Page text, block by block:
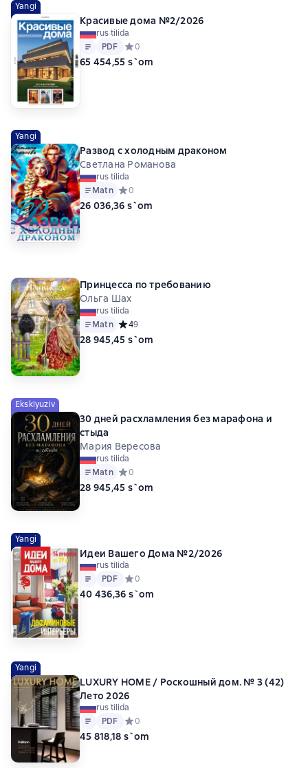
Yangi
Красивые дома №2/2026
rus tilida
Matn
PDF
PDF Средний рейтинг 0 на основе 0 оценок
0
65 454,55 s`om
Yangi
Развод с холодным драконом
Светлана Романова
rus tilida
Matn Средний рейтинг 0 на основе 0 оценок
0
26 036,36 s`om
Принцесса по требованию
Ольга Шах
rus tilida
Matn Средний рейтинг 4 на основе 9 оценок
49
28 945,45 s`om
Eksklyuziv
30 дней расхламления без марафона и
стыда
Мария Вересова
rus tilida
Matn Средний рейтинг 0 на основе 0 оценок
0
28 945,45 s`om
Yangi
Идеи Вашего Дома №2/2026
rus tilida
Matn
PDF
PDF Средний рейтинг 0 на основе 0 оценок
0
40 436,36 s`om
Yangi
LUXURY HOME / Роскошный дом. № 3 (42)
Лето 2026
rus tilida
Matn
PDF
PDF Средний рейтинг 0 на основе 0 оценок
0
45 818,18 s`om